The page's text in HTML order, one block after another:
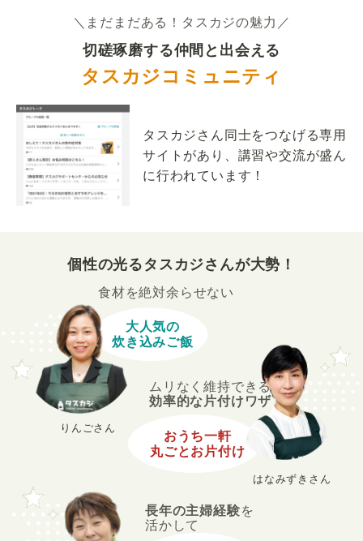
＼まだまだある！タスカジの魅力／
切磋琢磨する仲間と出会える
タスカジコミュニティ
タスカジさん同士をつなげる専用
サイトがあり、講習や交流が盛ん
に行われています！
個性の光るタスカジさんが大勢！
長年の主婦経験を
活かして
りんごさん
食材を絶対余らせない
大人気の
炊き込みご飯
はなみずきさん
ムリなく維持できる
効率的な片付けワザ
おうち一軒
丸ごとお片付け